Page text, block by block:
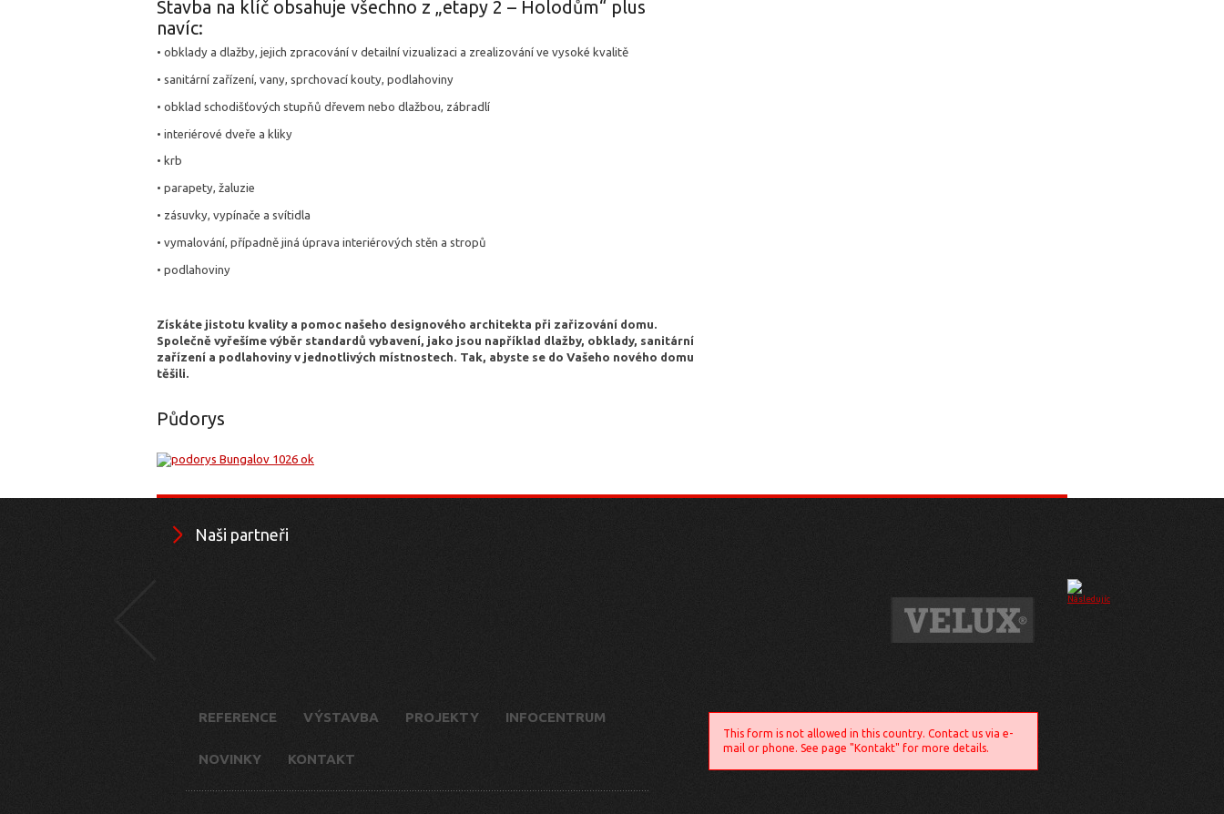
Stavba na klíč obsahuje všechno z „etapy 2 – Holodům“ plus
navíc:
• obklady a dlažby, jejich zpracování v detailní vizualizaci a zrealizování ve vysoké kvalitě
• sanitární zařízení, vany, sprchovací kouty, podlahoviny
• obklad schodišťových stupňů dřevem nebo dlažbou, zábradlí
• interiérové dveře a kliky
• krb
• parapety, žaluzie
• zásuvky, vypínače a svítidla
• vymalování, případně jiná úprava interiérových stěn a stropů
• podlahoviny
Získáte jistotu kvality a pomoc našeho designového architekta při zařizování domu.
Společně vyřešíme výběr standardů vybavení, jako jsou například dlažby, obklady, sanitární
zařízení a podlahoviny v jednotlivých místnostech. Tak, abyste se do Vašeho nového domu
těšili.
Půdorys
Naši partneři
REFERENCE VÝSTAVBA PROJEKTY INFOCENTRUM
NOVINKY KONTAKT
This form is not allowed in this country. Contact us via e-
mail or phone. See page "Kontakt" for more details.